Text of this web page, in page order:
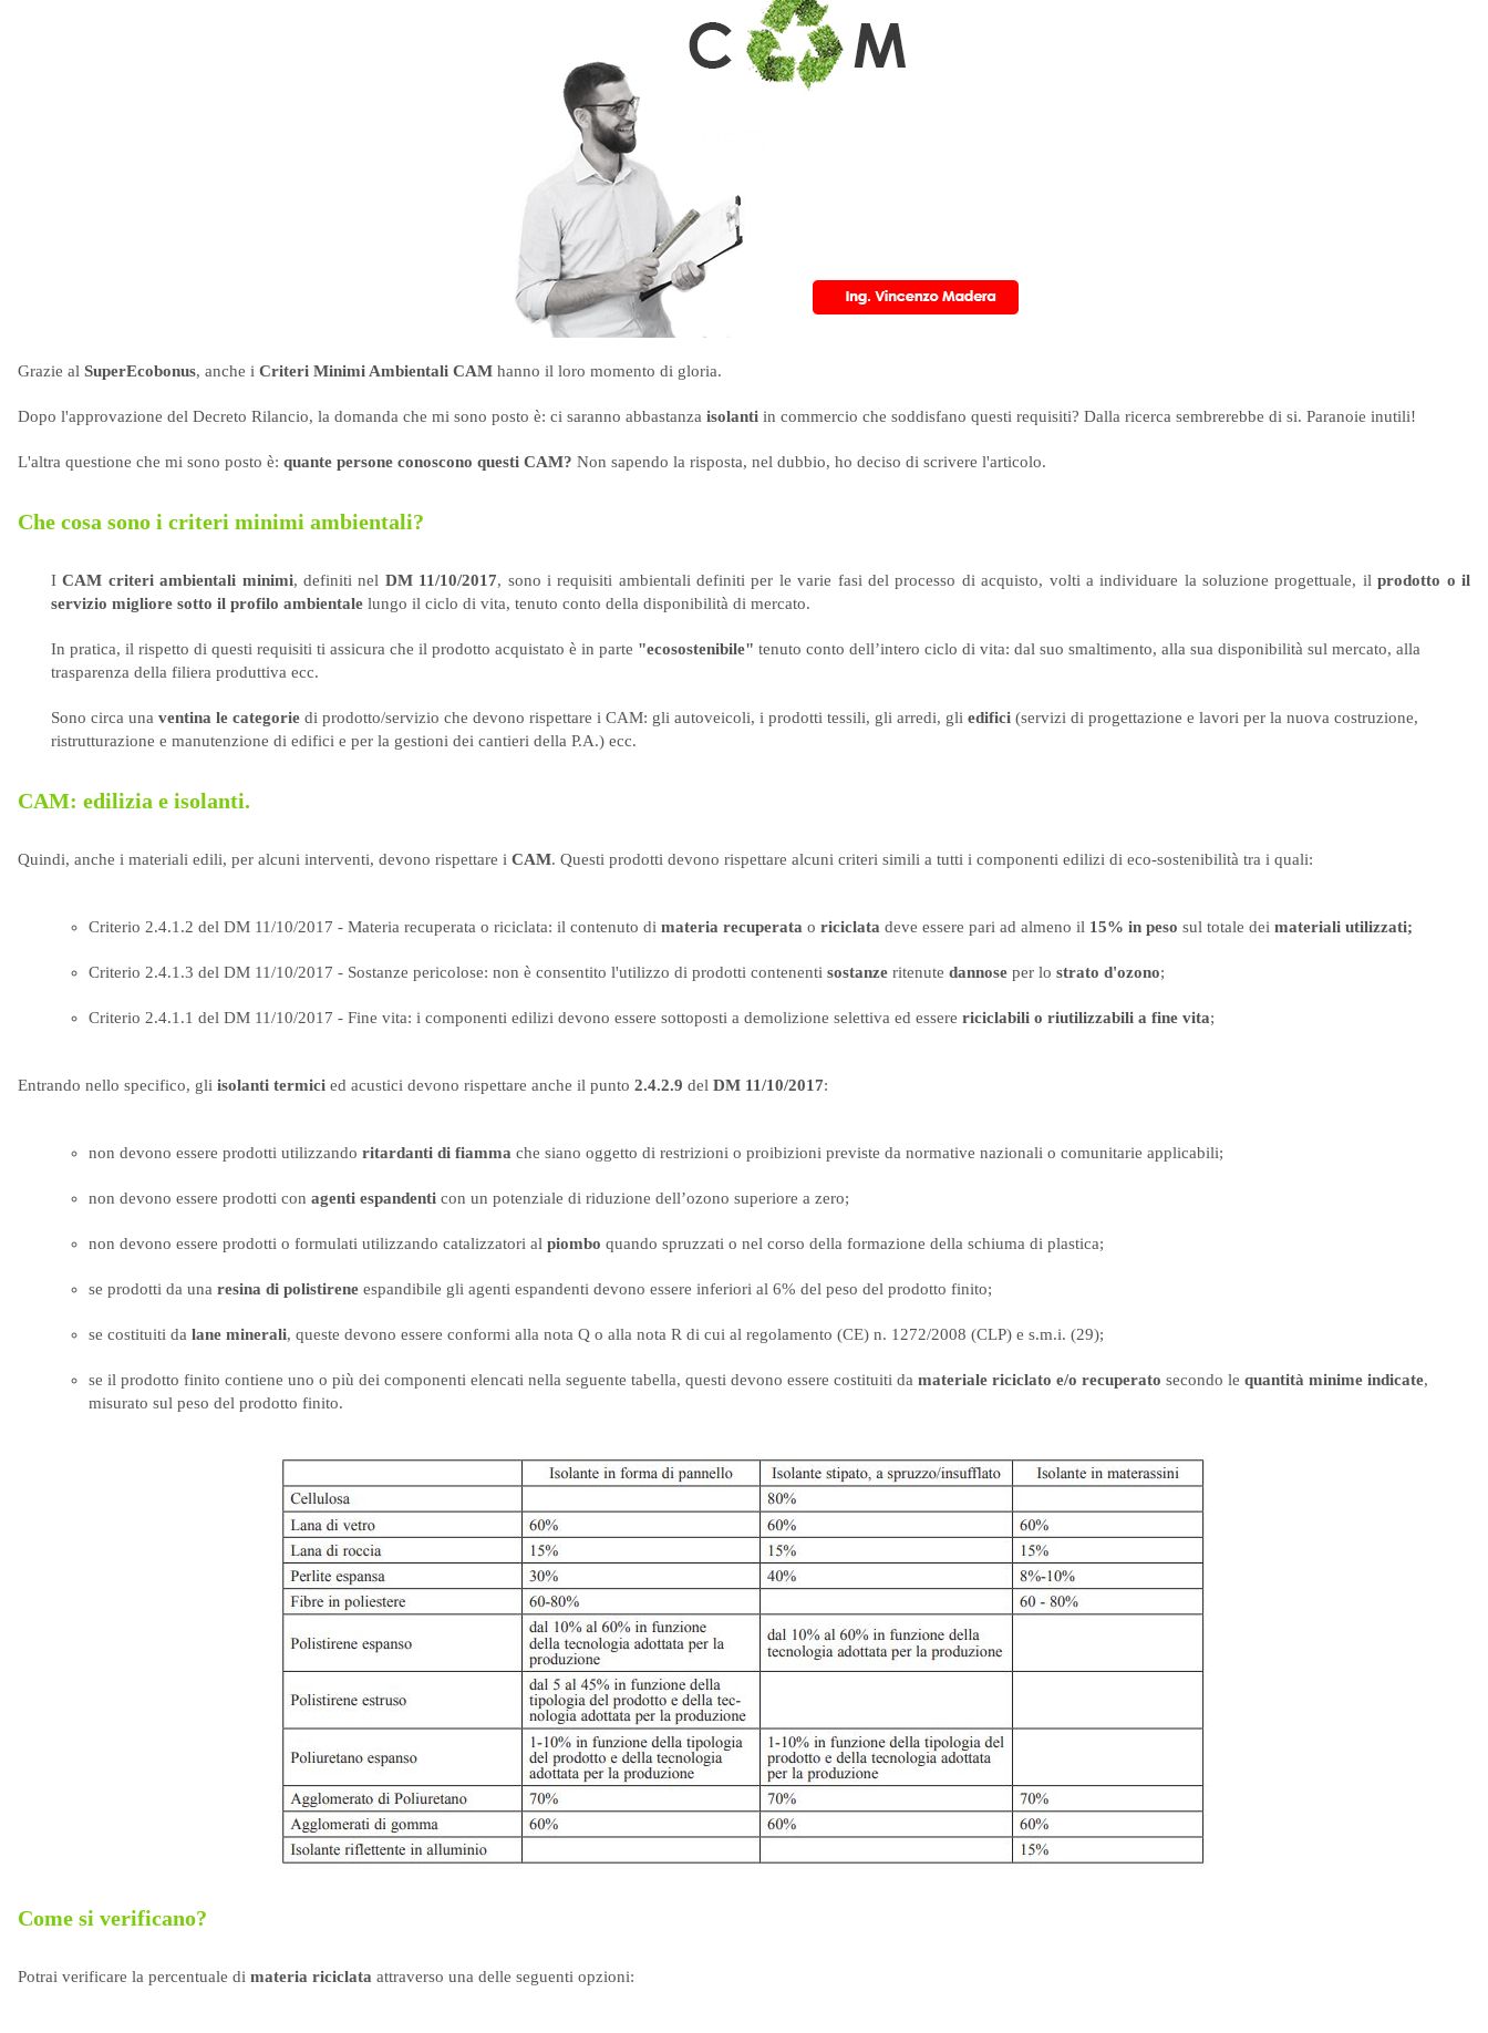
Grazie al SuperEcobonus, anche i Criteri Minimi Ambientali CAM hanno il loro momento di gloria.
Dopo l'approvazione del Decreto Rilancio, la domanda che mi sono posto è: ci saranno abbastanza isolanti in commercio che soddisfano questi requisiti? Dalla ricerca sembrerebbe di si. Paranoie inutili!
L'altra questione che mi sono posto è: quante persone conoscono questi CAM? Non sapendo la risposta, nel dubbio, ho deciso di scrivere l'articolo.
Che cosa sono i criteri minimi ambientali?
ICAM criteri ambientali minimi, definiti nel DM 11/10/2017, sono i requisiti ambientali definiti per le varie fasi del processo di acquisto, volti a individuare la soluzione progettuale, ilprodotto o il
servizio migliore sotto il profilo ambientale lungo il ciclo di vita, tenuto conto della disponibilità di mercato.
In pratica, il rispetto di questi requisiti ti assicura che il prodotto acquistato è in parte "ecosostenibile" tenuto conto dell’intero ciclo di vita: dal suo smaltimento, alla sua disponibilità sul mercato, alla
trasparenza della filiera produttiva ecc.
Sono circa una ventina le categorie di prodotto/servizio che devono rispettare i CAM: gli autoveicoli, i prodotti tessili, gli arredi, gli edifici (servizi di progettazione e lavori per la nuova costruzione,
ristrutturazione e manutenzione di edifici e per la gestioni dei cantieri della P.A.) ecc.
CAM: edilizia e isolanti.
Quindi, anche i materiali edili, per alcuni interventi, devono rispettare i CAM. Questi prodotti devono rispettare alcuni criteri simili a tutti i componenti edilizi di eco-sostenibilità tra i quali:
Criterio 2.4.1.2 del DM 11/10/2017 - Materia recuperata o riciclata: il contenuto di materia recuperata o riciclata deve essere pari ad almeno il 15% in peso sul totale dei materiali utilizzati;
Criterio 2.4.1.3 del DM 11/10/2017 - Sostanze pericolose: non è consentito l'utilizzo di prodotti contenenti sostanze ritenute dannose per lo strato d'ozono;
Criterio 2.4.1.1 del DM 11/10/2017 - Fine vita: i componenti edilizi devono essere sottoposti a demolizione selettiva ed essere riciclabili o riutilizzabili a fine vita;
Entrando nello specifico, gli isolanti termici ed acustici devono rispettare anche il punto 2.4.2.9 del DM 11/10/2017:
non devono essere prodotti utilizzando ritardanti di fiamma che siano oggetto di restrizioni o proibizioni previste da normative nazionali o comunitarie applicabili;
non devono essere prodotti con agenti espandenti con un potenziale di riduzione dell’ozono superiore a zero;
non devono essere prodotti o formulati utilizzando catalizzatori al piombo quando spruzzati o nel corso della formazione della schiuma di plastica;
se prodotti da una resina di polistirene espandibile gli agenti espandenti devono essere inferiori al 6% del peso del prodotto finito;
se costituiti da lane minerali, queste devono essere conformi alla nota Q o alla nota R di cui al regolamento (CE) n. 1272/2008 (CLP) e s.m.i. (29);
se il prodotto finito contiene uno o più dei componenti elencati nella seguente tabella, questi devono essere costituiti da materiale riciclato e/o recuperato secondo le quantità minime indicate,
misurato sul peso del prodotto finito.
Come si verificano?
Potrai verificare la percentuale di materia riciclata attraverso una delle seguenti opzioni: